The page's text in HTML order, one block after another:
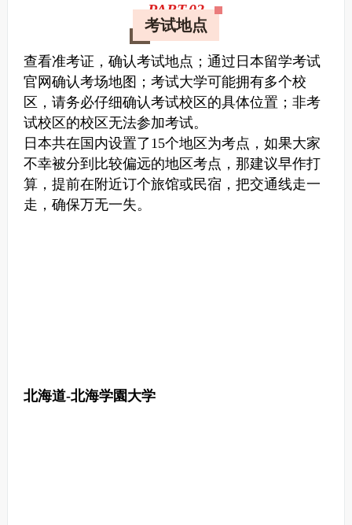
PART.02
考试地点
查看准考证，确认考试地点；通过日本留学考试
官网确认考场地图；考试大学可能拥有多个校
区，请务必仔细确认考试校区的具体位置；非考
试校区的校区无法参加考试。
日本共在国内设置了15个地区为考点，如果大家
不幸被分到比较偏远的地区考点，那建议早作打
算，提前在附近订个旅馆或民宿，把交通线走一
走，确保万无一失。
北海道-北海学園大学